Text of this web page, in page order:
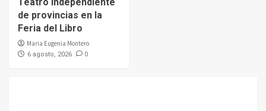
de provincias en la
Feria del Libro
Maria Eugenia Montero
6 agosto, 2026 0